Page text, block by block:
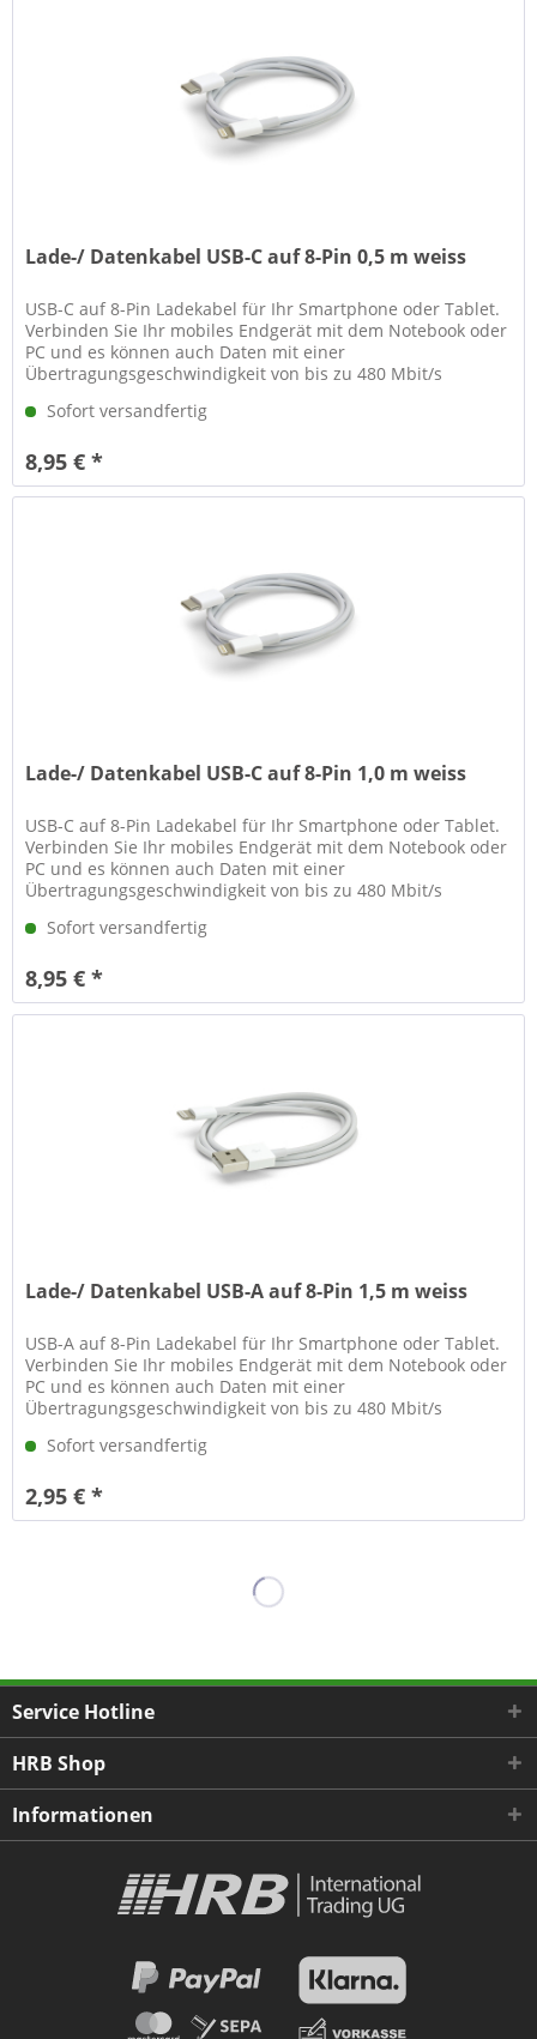
Lade-/ Datenkabel USB-C auf 8-Pin 0,5 m weiss
USB-C auf 8-Pin Ladekabel für Ihr Smartphone oder Tablet.
Verbinden Sie Ihr mobiles Endgerät mit dem Notebook oder
PC und es können auch Daten mit einer
Übertragungsgeschwindigkeit von bis zu 480 Mbit/s
Sofort versandfertig
8,95 € *
Lade-/ Datenkabel USB-C auf 8-Pin 1,0 m weiss
USB-C auf 8-Pin Ladekabel für Ihr Smartphone oder Tablet.
Verbinden Sie Ihr mobiles Endgerät mit dem Notebook oder
PC und es können auch Daten mit einer
Übertragungsgeschwindigkeit von bis zu 480 Mbit/s
Sofort versandfertig
8,95 € *
Lade-/ Datenkabel USB-A auf 8-Pin 1,5 m weiss
USB-A auf 8-Pin Ladekabel für Ihr Smartphone oder Tablet.
Verbinden Sie Ihr mobiles Endgerät mit dem Notebook oder
PC und es können auch Daten mit einer
Übertragungsgeschwindigkeit von bis zu 480 Mbit/s
Sofort versandfertig
2,95 € *
Service Hotline
HRB Shop
Informationen